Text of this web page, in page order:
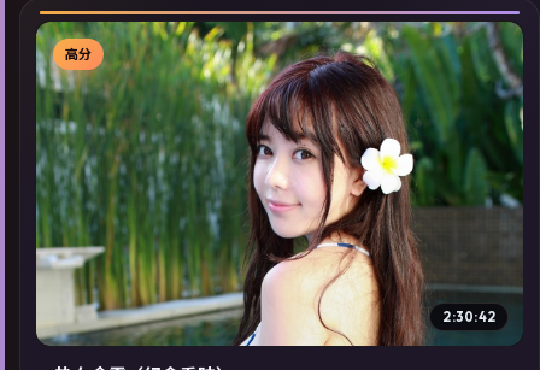
▶
高分
2:30:42